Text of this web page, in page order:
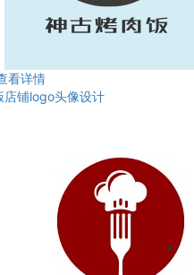
看详情
店铺logo头像设计